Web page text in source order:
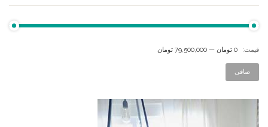
صافی
قيمت: 0 تومان — 79,500,000 تومان